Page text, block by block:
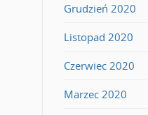
Grudzień 2020
Listopad 2020
Czerwiec 2020
Marzec 2020